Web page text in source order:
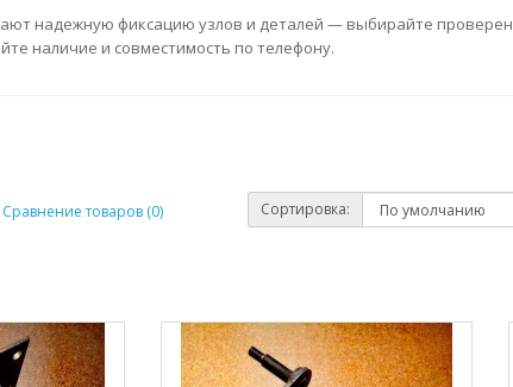
надежную фиксацию узлов и деталей — выбирайте
наличие и совместимость по телефону.
Сравнение товаров (0) Сортировка: